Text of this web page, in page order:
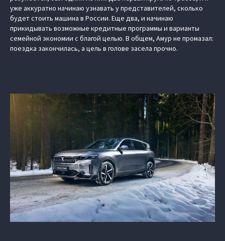
уже аккуратно начинаю узнавать у представителей, сколько
будет стоить машина в России. Еще два, и начинаю
прикидывать возможные кредитные программы и варианты
семейной экономии с благой целью. В общем, Амур не промазал:
поездка закончилась, а цель в голове засела прочно.